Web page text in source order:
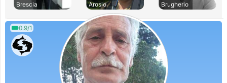
Brescia
Arosio
Brugherio
0.9/1